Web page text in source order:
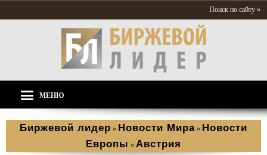
Поиск по сайту »
МЕНЮ
Биржевой лидер » Новости Мира » Новости
Европы » Австрия